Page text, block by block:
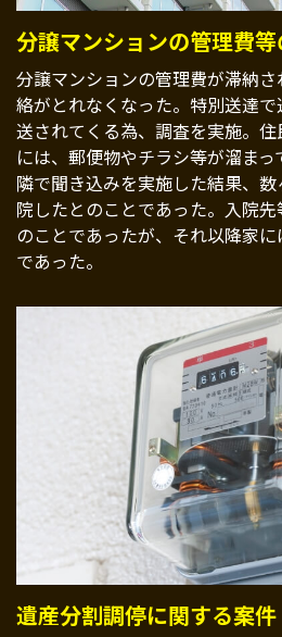
分譲マンションの管理費
分譲マンションの管理費が滞納
絡がとれなくなった。特別送達
送されてくる為、調査を実施。
には、郵便物やチラシ等が溜ま
隣で聞き込みを実施した結果、
院したとのことであった。入院
のことであったが、それ以降家
であった。
遺産分割調停に関する案件